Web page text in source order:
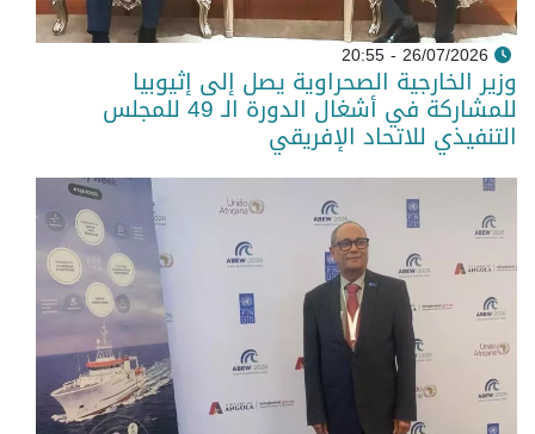
26/07/2026 - 20:55
وزير الخارجية الصحراوية يصل إلى إثيوبيا
للمشاركة في أشغال الدورة الـ 49 للمجلس
التنفيذي للاتحاد الإفريقي